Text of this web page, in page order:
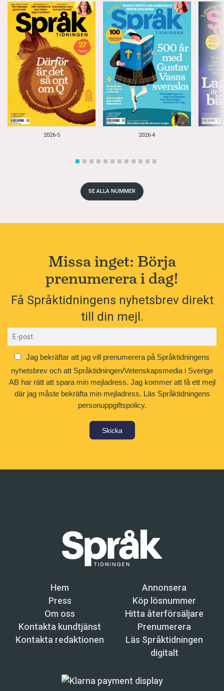
2026-5 2026-4
SE ALLA NUMMER
Missa inget: Börja
prenumerera i dag!
Få Språktidningens nyhetsbrev direkt
till din mejl.
Jag bekräftar att jag vill prenumerera på Språktidningens
nyhetsbrev och att Språktidningen/Vetenskapsmedia i Sverige
AB har rätt att spara min mejladress. Jag kommer att få ett mejl
där jag måste bekräfta min mejladress. Läs Språktidningens
personuppgiftspolicy.
Skicka
Hem
Annonsera
Press
Köp lösnummer
Om oss
Hitta återförsäljare
Kontakta kundtjänst
Prenumerera
Kontakta redaktionen
Läs Språktidningen
digitalt